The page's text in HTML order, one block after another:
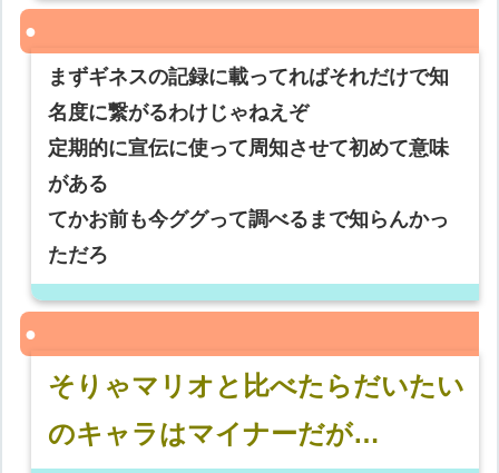
まずギネスの記録に載ってればそれだけで知
名度に繋がるわけじゃねえぞ
定期的に宣伝に使って周知させて初めて意味
がある
てかお前も今ググって調べるまで知らんかっ
ただろ
そりゃマリオと比べたらだいたい
のキャラはマイナーだが…